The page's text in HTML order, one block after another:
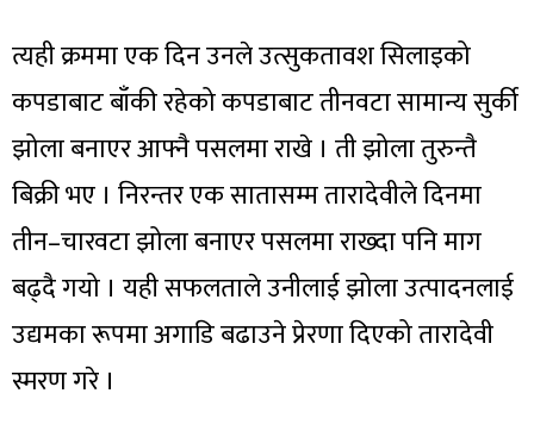
त्यही क्रममा एक दिन उनले उत्सुकतावश सिलाइको
कपडाबाट बाँकी रहेको कपडाबाट तीनवटा सामान्य सुर्की
झोला बनाएर आफ्नै पसलमा राखे । ती झोला तुरुन्तै
बिक्री भए । निरन्तर एक सातासम्म तारादेवीले दिनमा
तीन–चारवटा झोला बनाएर पसलमा राख्दा पनि माग
बढ्दै गयो । यही सफलताले उनीलाई झोला उत्पादनलाई
उद्यमका रूपमा अगाडि बढाउने प्रेरणा दिएको तारादेवी
स्मरण गरे ।